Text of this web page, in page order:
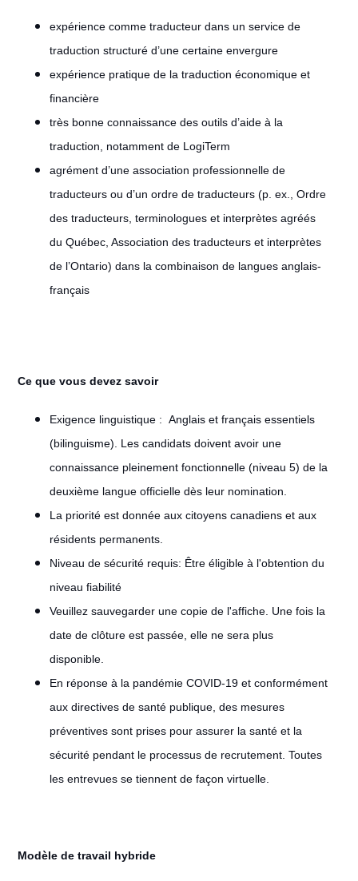
expérience comme traducteur dans un service de
traduction structuré d’une certaine envergure
expérience pratique de la traduction économique et
financière
très bonne connaissance des outils d’aide à la
traduction, notamment de LogiTerm
agrément d’une association professionnelle de
traducteurs ou d’un ordre de traducteurs (p. ex., Ordre
des traducteurs, terminologues et interprètes agréés
du Québec, Association des traducteurs et interprètes
de l’Ontario) dans la combinaison de langues anglais-
français
Ce que vous devez savoir
Exigence linguistique : Anglais et français essentiels
(bilinguisme). Les candidats doivent avoir une
connaissance pleinement fonctionnelle (niveau 5) de la
deuxième langue officielle dès leur nomination.
La priorité est donnée aux citoyens canadiens et aux
résidents permanents.
Niveau de sécurité requis: Être éligible à l'obtention du
niveau fiabilité
Veuillez sauvegarder une copie de l'affiche. Une fois la
date de clôture est passée, elle ne sera plus
disponible.
En réponse à la pandémie COVID-19 et conformément
aux directives de santé publique, des mesures
préventives sont prises pour assurer la santé et la
sécurité pendant le processus de recrutement. Toutes
les entrevues se tiennent de façon virtuelle.
Modèle de travail hybride